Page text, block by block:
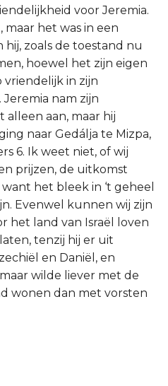
voor Jeremia.
maar het was in een
hij, zoals de toestand nu
hoewel het zijn eigen
vriendelijk in zijn
nam zijn
aan, maar hij
naar Gedálja te Mizpa,
6. Ik weet niet, of wij
prijzen, de uitkomst
het bleek in ‘t geheel
Evenwel kunnen wij zijn
het land van Israël loven
tenzij hij er uit
en Daniël, en
wilde liever met de
wonen dan met vorsten